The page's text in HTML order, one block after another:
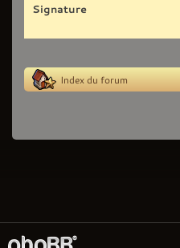
Signature
Index du forum